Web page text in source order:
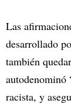
Las
desarrollado
también
racista, y